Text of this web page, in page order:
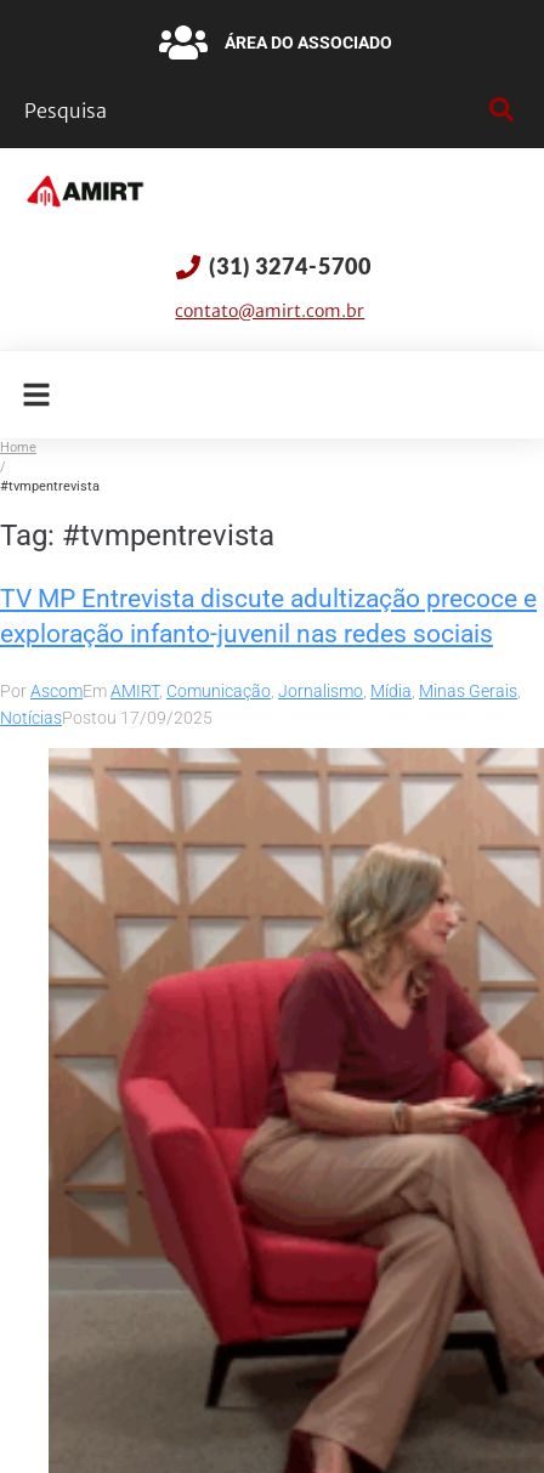
ÁREA DO ASSOCIADO
(31) 3274-5700
contato@amirt.com.br
Home
/
#tvmpentrevista
Tag: #tvmpentrevista
TV MP Entrevista discute adultização precoce e
exploração infanto-juvenil nas redes sociais
PorAscomEmAMIRT, Comunicação, Jornalismo, Mídia, Minas Gerais,
NotíciasPostou 17/09/2025